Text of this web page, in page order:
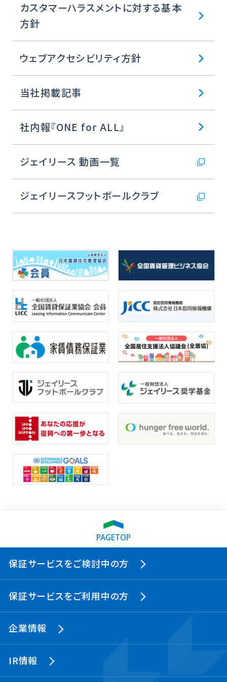
カスタマーハラスメントに対する基本
方針
ウェブアクセシビリティ方針
当社掲載記事
社内報『ONE for ALL』
ジェイリース 動画一覧
ジェイリースフットボールクラブ
PAGETOP
保証サービスをご検討中の方
保証サービスをご利用中の方
企業情報
IR情報